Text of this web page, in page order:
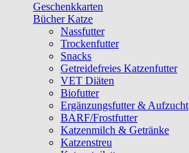
Geschenkkarten
Bücher Katze
Nassfutter
Trockenfutter
Snacks
Getreidefreies Katzenfutter
VET Diäten
Biofutter
Ergänzungsfutter & Aufzucht
BARF/Frostfutter
Katzenmilch & Getränke
Katzenstreu